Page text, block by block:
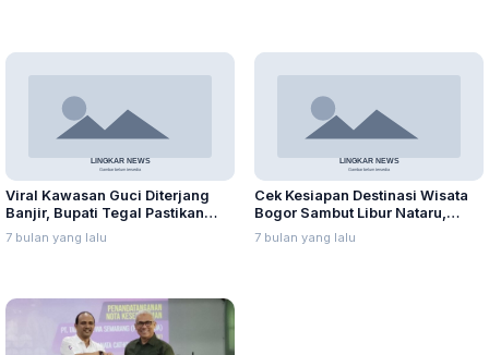
Viral Kawasan Guci Diterjang
Banjir, Bupati Tegal Pastikan
Aman
7 bulan yang lalu
Cek Kesiapan Destinasi Wisata
Bogor Sambut Libur Nataru,
Wamenpar Imbau Tingkatkan
Kewaspadaan
7 bulan yang lalu